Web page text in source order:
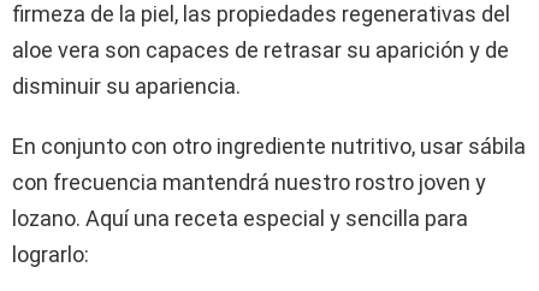
firmeza de la piel, las propiedades regenerativas del
aloe vera son capaces de retrasar su aparición y de
disminuir su apariencia.
En conjunto con otro ingrediente nutritivo, usar sábila
con frecuencia mantendrá nuestro rostro joven y
lozano. Aquí una receta especial y sencilla para
lograrlo: